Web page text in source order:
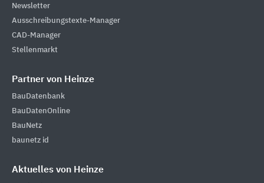
Newsletter
Ausschreibungstexte-Manager
CAD-Manager
Stellenmarkt
Partner von Heinze
BauDatenbank
BauDatenOnline
BauNetz
baunetz id
Aktuelles von Heinze